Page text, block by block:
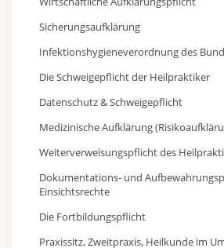
Sicherungsaufklärung
Infektionshygieneverordnung des
Die Schweigepflicht der Heilpraktiker
Datenschutz & Schweigepflicht
Medizinische Aufklärung
Weiterverweisungspflicht des
Dokumentations- und
Einsichtsrechte
Die Fortbildungspflicht
Praxissitz, Zweitpraxis, Heilkunde im